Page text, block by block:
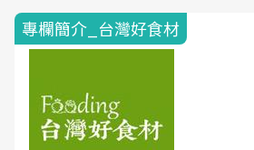
專欄簡介_台灣好食材